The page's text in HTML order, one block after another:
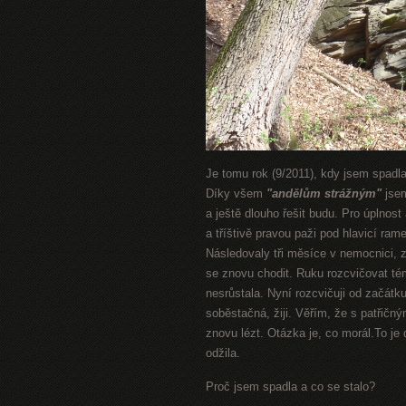
Je tomu rok (9/2011), kdy jsem
Díky všem "andělům strážným"
a ještě dlouho řešit budu. Pro
a tříštivě pravou paži pod hlavicí
Následovaly tři měsíce v nemocnici,
se znovu chodit. Ruku rozcvičovat
nesrůstala. Nyní rozcvičuji od
soběstačná, žiji. Věřím, že s
znovu lézt. Otázka je, co morál.To
odžila.
Proč jsem spadla a co se stalo?